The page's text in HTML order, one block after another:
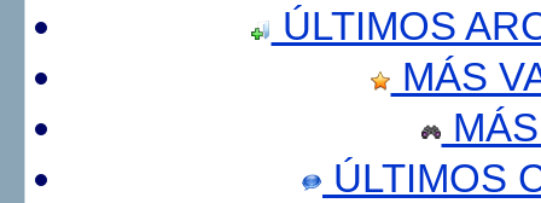
ÚLTIMOS
MÁS
ÚLTIMOS